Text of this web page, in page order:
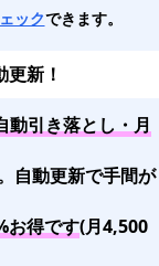
ックできます。
更新！
動引き落とし・月
自動更新で手間が
お得です(月4,500